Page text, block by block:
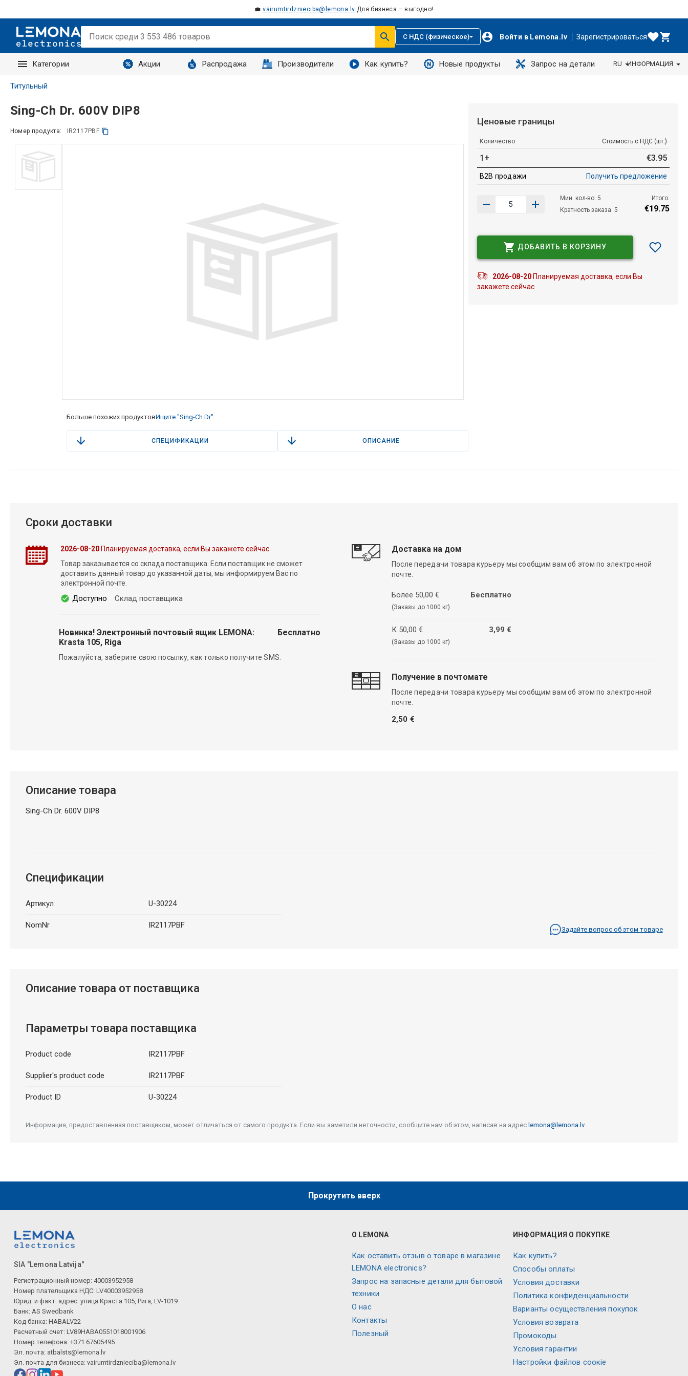
💼vairumtirdznieciba@lemona.lv Для бизнеса – выгодно!
С НДС (физическое) Войти в Lemona.lv Зарегистрироваться
Категории Акции Распродажа Производители Как купить? Новые продукты Запрос на детали
Запросы
RU ИНФОРМАЦИЯ
Титульный
Sing-Ch Dr. 600V DIP8
Номер продукта: IR2117PBF
Больше похожих продуктовИщите "Sing-Ch Dr"
СПЕЦИФИКАЦИИ ОПИСАНИЕ
Ценовые границы
Количество Стоимость с НДС (шт.)
1+ €3.95
B2B продажи Получить предложение
Мин. кол-во: 5
Кратность заказа: 5
Итого:
€19.75
ДОБАВИТЬ В КОРЗИНУ
2026-08-20Планируемая доставка, если Вы
закажете сейчас
Сроки доставки
2026-08-20Планируемая доставка, если Вы закажете сейчас
Товар заказывается со склада поставщика. Если поставщик не сможет
доставить данный товар до указанной даты, мы информируем Вас по
электронной почте.
Доступно Склад поставщика
Новинка! Электронный почтовый ящик LEMONA:
Krasta 105, Riga
Бесплатно
Пожалуйста, заберите свою посылку, как только получите SMS.
Доставка на дом
После передачи товара курьеру мы сообщим вам об этом по электронной
почте.
Более 50,00 €
(Заказы до 1000 кг)
Бесплатно
К 50,00 €
(Заказы до 1000 кг)
3,99 €
Получение в почтомате
После передачи товара курьеру мы сообщим вам об этом по электронной
почте.
2,50 €
Описание товара
Sing-Ch Dr. 600V DIP8
Спецификации
Артикул U-30224
NomNr IR2117PBF Задайте вопрос об этом товаре
Описание товара от поставщика
Параметры товара поставщика
Product code IR2117PBF
Supplier's product code IR2117PBF
Product ID U-30224
Информация, предоставленная поставщиком, может отличаться от самого продукта. Если вы заметили неточности, сообщите нам об этом, написав на адрес lemona@lemona.lv.
Прокрутить вверх
SIA "Lemona Latvija"
Регистрационный номер: 40003952958
Номер плательщика НДС: LV40003952958
Юрид. и факт. адрес: улица Краста 105, Рига, LV-1019
Банк: AS Swedbank
Код банка: HABALV22
Расчетный счет: LV89HABA0551018001906
Номер телефона: +371 67605495
Эл. почта: atbalsts@lemona.lv
Эл. почта для бизнеса: vairumtirdznieciba@lemona.lv
О LEMONA
Как оставить отзыв о товаре в магазине
LEMONA electronics?
Запрос на запасные детали для бытовой
техники
О нас
Контакты
Полезный
ИНФОРМАЦИЯ О ПОКУПКЕ
Как купить?
Способы оплаты
Условия доставки
Политика конфиденциальности
Варианты осуществления покупок
Условия возврата
Промокоды
Условия гарантии
Настройки файлов соокіе